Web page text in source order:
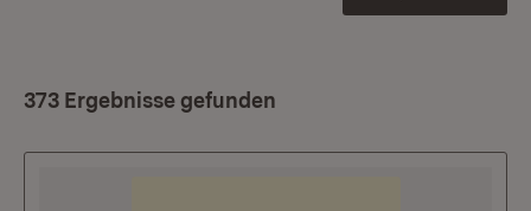
373 Ergebnisse gefunden